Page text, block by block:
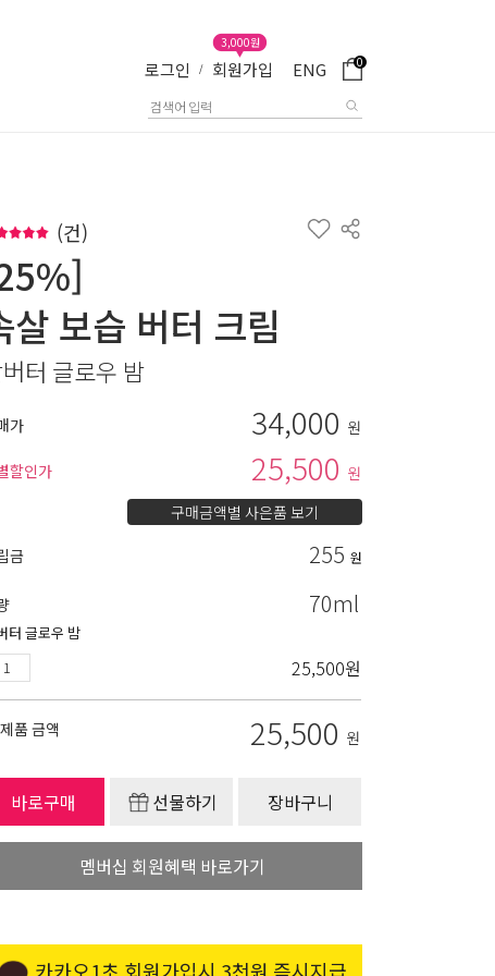
로그인 / 회원가입
3,000원
ENG 0
(건)
살 보습 버터 크림
터 글로우 밤
가 34,000 원
할인가
25,500 원
구매금액별 사은품 보기
금
255 원
70ml
터 글로우 밤
25,500원
품 금액 25,500 원
바로구매 선물하기 장바구니
멤버십 회원혜택 바로가기